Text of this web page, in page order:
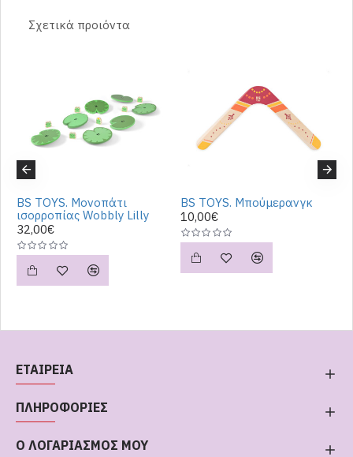
Σχετικά προιόντα
BS TOYS. Μονοπάτι
ισορροπίας Wobbly Lilly
32,00€
BS TOYS. Μπούμερανγκ
10,00€
ΕΤΑΙΡΕΙΑ
ΠΛΗΡΟΦΟΡΙΕΣ
Ο ΛΟΓΑΡΙΑΣΜΟΣ ΜΟΥ